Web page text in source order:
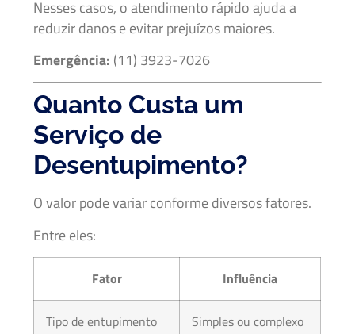
Nesses casos, o atendimento rápido ajuda a
reduzir danos e evitar prejuízos maiores.
Emergência: (11) 3923-7026
Quanto Custa um
Serviço de
Desentupimento?
O valor pode variar conforme diversos fatores.
Entre eles:
Fator Influência
Tipo de entupimento Simples ou complexo